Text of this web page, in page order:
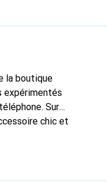
la boutique
expérimentés
Sur
chic et